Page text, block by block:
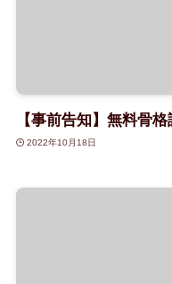
【事前告知】無料骨
2022年10月18日